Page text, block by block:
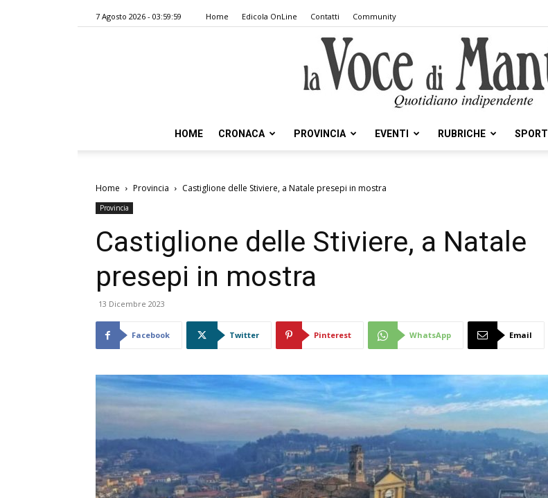
7 Agosto 2026 - 03:59:59 Home Edicola OnLine Contatti Community
Voce
Mantova
HOME CRONACA PROVINCIA EVENTI RUBRICHE SPORT
Home Provincia Castiglione delle Stiviere, a Natale presepi in mostra
Provincia
Castiglione delle Stiviere, a Natale
presepi in mostra
13 Dicembre 2023
Facebook Twitter Pinterest WhatsApp Email